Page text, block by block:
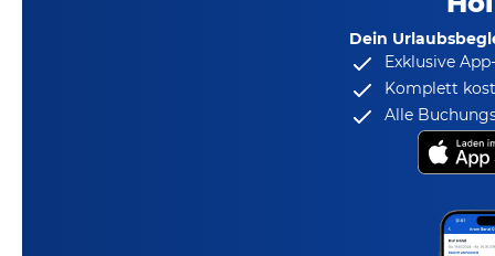
Dein
Exklusive
Komplett
Alle